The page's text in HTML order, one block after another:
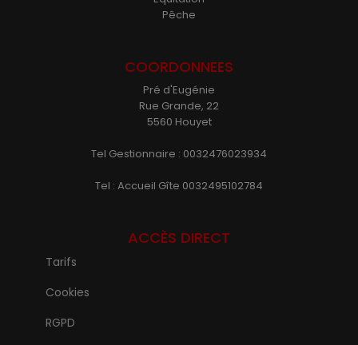
Pêche
COORDONNEES
Pré d'Eugénie
Rue Grande, 22
5560 Houyet
Tel Gestionnaire : 0032476023934
Tel : Accueil Gîte 0032495102784
ACCÈS DIRECT
Tarifs
Cookies
RGPD